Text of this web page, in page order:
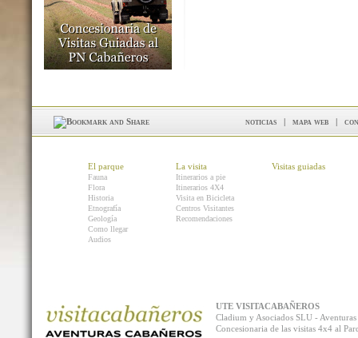
noticias | mapa web |
El parque
Fauna
Flora
Historia
Etnografía
Geología
Como llegar
Audios
La visita
Itinerarios a pie
Itinerarios 4X4
Visita en Bicicleta
Centros Visitantes
Recomendaciones
Visitas guiadas
UTE VISITACABAÑEROS
Cladium y Asociados SLU -
Concesionaria de las visitas 4x4 al